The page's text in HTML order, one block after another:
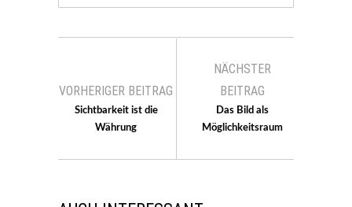
VORHERIGER BEITRAG
Sichtbarkeit ist die
Währung
NÄCHSTER
BEITRAG
Das Bild als
Möglichkeitsraum